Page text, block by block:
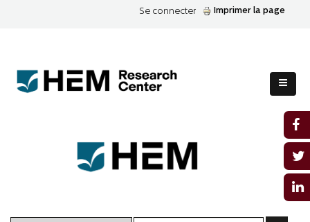
Se connecter Imprimer la page